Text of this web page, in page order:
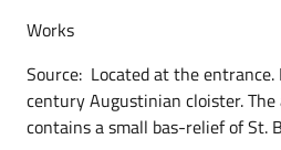
Works
Source: Located at the
century Augustinian cloister.
contains a small bas-relief of St.